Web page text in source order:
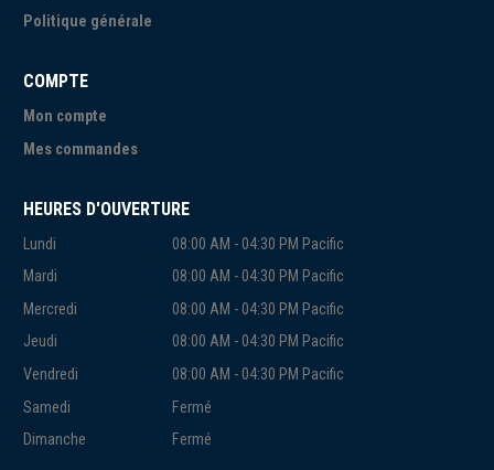
Politique générale
COMPTE
Mon compte
Mes commandes
HEURES D'OUVERTURE
Lundi
08:00 AM - 04:30 PM Pacific
Mardi
08:00 AM - 04:30 PM Pacific
Mercredi
08:00 AM - 04:30 PM Pacific
Jeudi
08:00 AM - 04:30 PM Pacific
Vendredi
08:00 AM - 04:30 PM Pacific
Samedi
Fermé
Dimanche
Fermé